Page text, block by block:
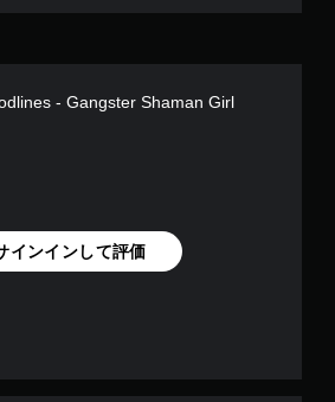
- Gangster Shaman Girl
インインして評価